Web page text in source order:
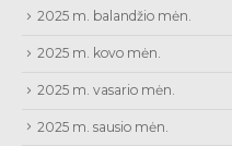
2025 m. balandžio mėn.
2025 m. kovo mėn.
2025 m. vasario mėn.
2025 m. sausio mėn.